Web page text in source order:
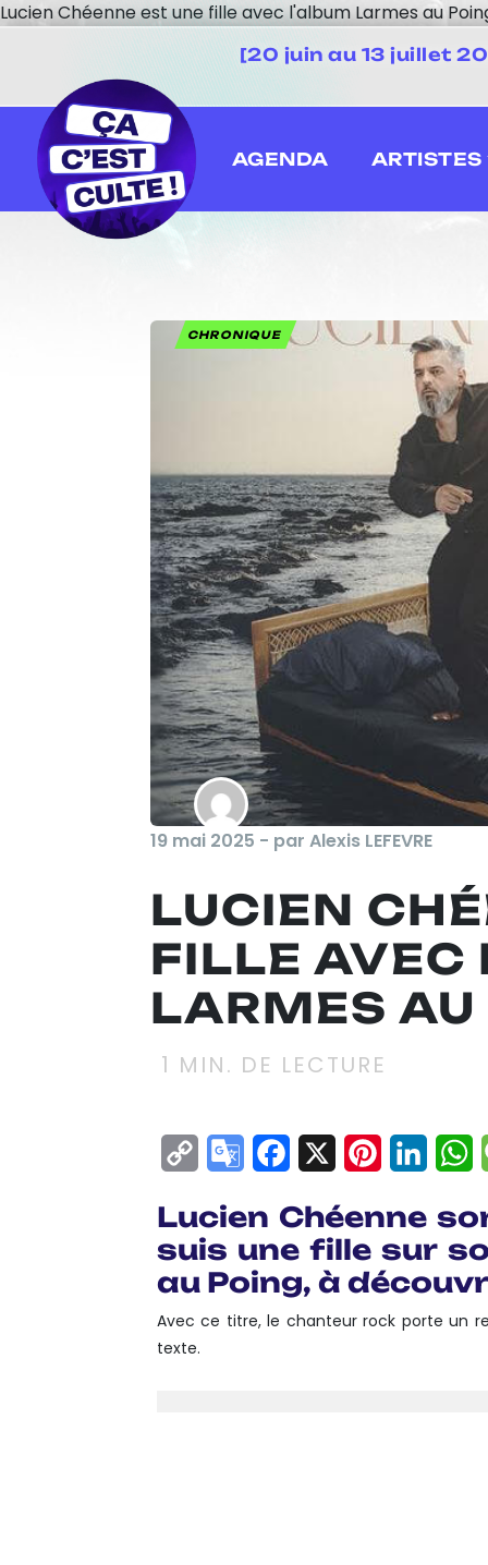
Lucien Chéenne est une fille avec l'album Larmes au
[20 juin au 13 juillet
AGENDA ARTISTES
CHRONIQUE
19 mai 2025 - par Alexis LEFEVRE
LUCIEN
FILLE AVEC
LARMES
1 MIN. DE LECTURE
Copy GoogleFacebook
X Pinterest
Lucien Chéenne
suis une fille sur
au Poing, à
Avec ce titre, le chanteur rock porte un
texte.